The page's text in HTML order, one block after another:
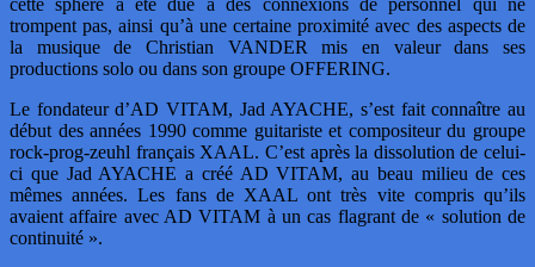
cette sphère a été due à des connexions de personnel qui ne
trompent pas, ainsi qu’à une certaine proximité avec des aspects de
la musique de Christian VANDER mis en valeur dans ses
productions solo ou dans son groupe OFFERING.
Le fondateur d’AD VITAM, Jad AYACHE, s’est fait connaître au
début des années 1990 comme guitariste et compositeur du groupe
rock-prog-zeuhl français XAAL. C’est après la dissolution de celui-
ci que Jad AYACHE a créé AD VITAM, au beau milieu de ces
mêmes années. Les fans de XAAL ont très vite compris qu’ils
avaient affaire avec AD VITAM à un cas flagrant de « solution de
continuité ».